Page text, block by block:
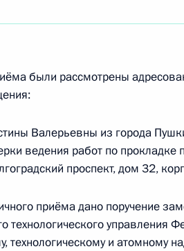
20:53
года, четверг
Российской
технологического
технологическому и
20:08
были рассмотрены
Валерьевны из города
ведения работ по
проспект, дом 32,
приёма дано поручение
технологического управления
технологическому и атомному